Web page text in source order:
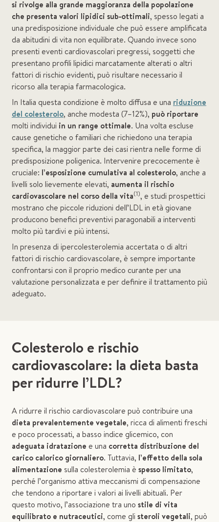
si rivolge alla grande maggioranza della popolazione
che presenta valori lipidici sub‑ottimali, spesso legati a
una predisposizione individuale che può essere amplificata
da abitudini di vita non equilibrate. Quando invece sono
presenti eventi cardiovascolari pregressi, soggetti che
presentano profili lipidici marcatamente alterati o altri
fattori di rischio evidenti, può risultare necessario il
ricorso alla terapia farmacologica.
In Italia questa condizione è molto diffusa e una riduzione
del colesterolo, anche modesta (7–12%), può riportare
molti individui in un range ottimale. Una volta escluse
cause genetiche o familiari che richiedono una terapia
specifica, la maggior parte dei casi rientra nelle forme di
predisposizione poligenica. Intervenire precocemente è
cruciale: l’esposizione cumulativa al colesterolo, anche a
livelli solo lievemente elevati, aumenta il rischio
cardiovascolare nel corso della vita(1), e studi prospettici
mostrano che piccole riduzioni dell’LDL in età giovane
producono benefici preventivi paragonabili a interventi
molto più tardivi e più intensi.
In presenza di ipercolesterolemia accertata o di altri
fattori di rischio cardiovascolare, è sempre importante
confrontarsi con il proprio medico curante per una
valutazione personalizzata e per definire il trattamento più
adeguato.
Colesterolo e rischio
cardiovascolare: la dieta basta
per ridurre l’LDL?
A ridurre il rischio cardiovascolare può contribuire una
dieta prevalentemente vegetale, ricca di alimenti freschi
e poco processati, a basso indice glicemico, con
adeguata idratazione e una corretta distribuzione del
carico calorico giornaliero. Tuttavia, l’effetto della sola
alimentazione sulla colesterolemia è spesso limitato,
perché l’organismo attiva meccanismi di compensazione
che tendono a riportare i valori ai livelli abituali. Per
questo motivo, l’associazione tra uno stile di vita
equilibrato e nutraceutici, come gli steroli vegetali, può